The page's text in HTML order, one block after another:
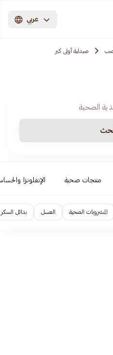
عربي
صيدلية أولى كير
منتجات صحية الإنفلونزا
المشروبات الصحية العسل بدائل السكر